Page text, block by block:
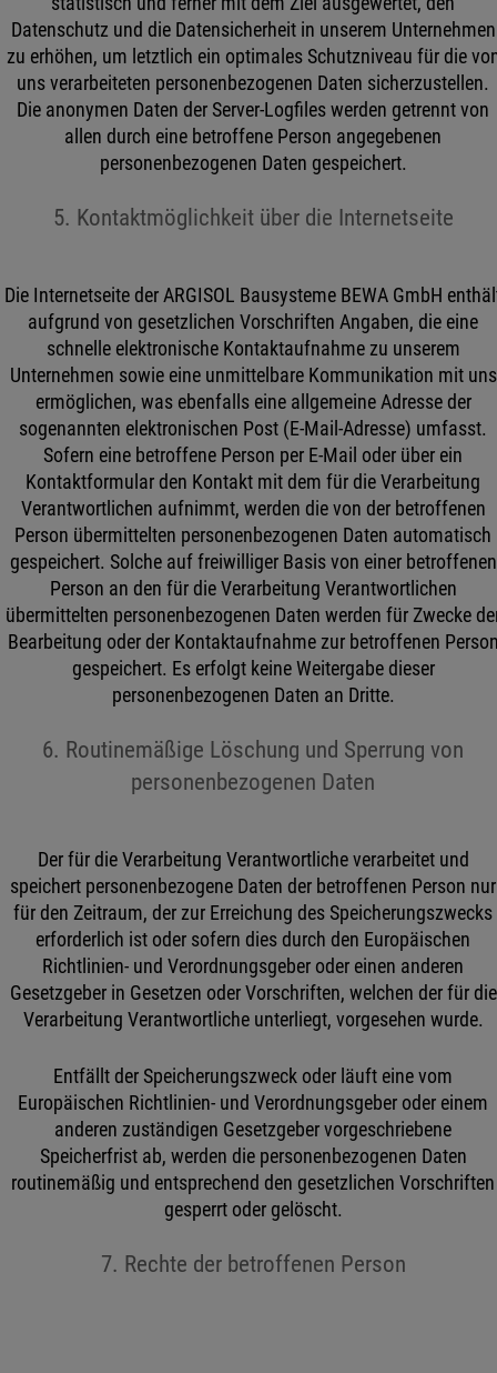
Datenschutz und die Datensicherheit in unserem Unternehmen
zu erhöhen, um letztlich ein optimales Schutzniveau für die
uns verarbeiteten personenbezogenen Daten sicherzustellen.
Die anonymen Daten der Server-Logfiles werden getrennt von
allen durch eine betroffene Person angegebenen
personenbezogenen Daten gespeichert.
5. Kontaktmöglichkeit über die Internetseite
Die Internetseite der ARGISOL Bausysteme BEWA GmbH
aufgrund von gesetzlichen Vorschriften Angaben, die eine
schnelle elektronische Kontaktaufnahme zu unserem
Unternehmen sowie eine unmittelbare Kommunikation mit uns
ermöglichen, was ebenfalls eine allgemeine Adresse der
sogenannten elektronischen Post (E-Mail-Adresse) umfasst.
Sofern eine betroffene Person per E-Mail oder über ein
Kontaktformular den Kontakt mit dem für die Verarbeitung
Verantwortlichen aufnimmt, werden die von der betroffenen
Person übermittelten personenbezogenen Daten automatisch
gespeichert. Solche auf freiwilliger Basis von einer betroffenen
Person an den für die Verarbeitung Verantwortlichen
übermittelten personenbezogenen Daten werden für Zwecke
Bearbeitung oder der Kontaktaufnahme zur betroffenen
gespeichert. Es erfolgt keine Weitergabe dieser
personenbezogenen Daten an Dritte.
6. Routinemäßige Löschung und Sperrung von
personenbezogenen Daten
Der für die Verarbeitung Verantwortliche verarbeitet und
speichert personenbezogene Daten der betroffenen Person nur
für den Zeitraum, der zur Erreichung des Speicherungszwecks
erforderlich ist oder sofern dies durch den Europäischen
Richtlinien- und Verordnungsgeber oder einen anderen
Gesetzgeber in Gesetzen oder Vorschriften, welchen der für die
Verarbeitung Verantwortliche unterliegt, vorgesehen wurde.
Entfällt der Speicherungszweck oder läuft eine vom
Europäischen Richtlinien- und Verordnungsgeber oder einem
anderen zuständigen Gesetzgeber vorgeschriebene
Speicherfrist ab, werden die personenbezogenen Daten
routinemäßig und entsprechend den gesetzlichen Vorschriften
gesperrt oder gelöscht.
7. Rechte der betroffenen Person